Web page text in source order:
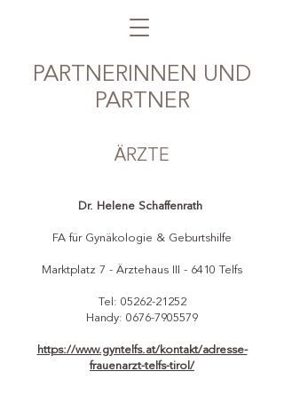
PARTNERINNEN UND
PARTNER
ÄRZTE
Dr. Helene Schaffenrath
FA für Gynäkologie & Geburtshilfe
Marktplatz 7 - Ärztehaus III - 6410 Telfs
Tel: 05262-21252
Handy: 0676-7905579
https://www.gyntelfs.at/kontakt/adresse-
frauenarzt-telfs-tirol/